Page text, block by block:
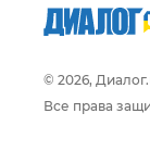
© 2026,
Все права